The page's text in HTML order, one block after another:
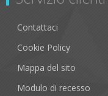
Contattaci
Cookie Policy
Mappa del sito
Modulo di recesso